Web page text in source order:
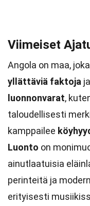
Viimeiset
Angola on maa,
yllättäviä faktoja ja
luonnonvarat,
taloudellisesti
kamppailee
Luonto on
ainutlaatuisia
perinteitä ja
erityisesti